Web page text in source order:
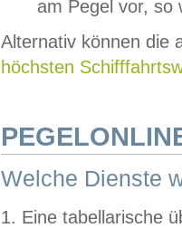
am Pegel vor,
Alternativ können die
höchsten
Welche Dienste
1. Eine tabellarische